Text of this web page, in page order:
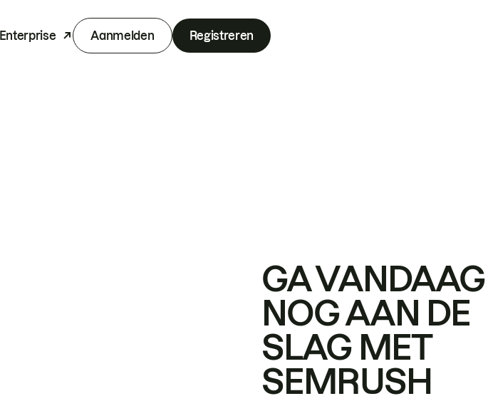
Enterprise Aanmelden Registreren
GA VANDAAG
NOG AAN DE
SLAG MET
SEMRUSH